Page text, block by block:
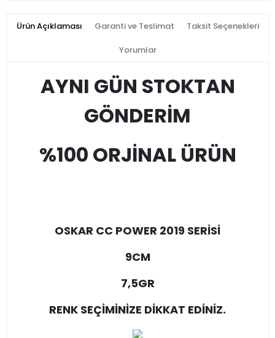
Ürün Açıklaması Garanti ve Teslimat Taksit Seçenekleri
Yorumlar
AYNI GÜN STOKTAN
GÖNDERİM
%100 ORJİNAL ÜRÜN
OSKAR CC POWER 2019 SERİSİ
9CM
7,5GR
RENK SEÇİMİNİZE DİKKAT EDİNİZ.